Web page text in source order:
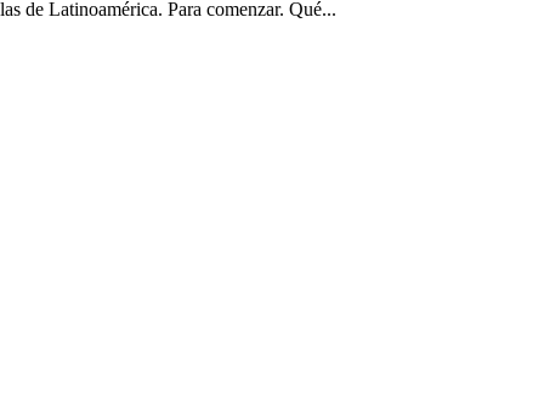
las de Latinoamérica. Para comenzar. Qué...